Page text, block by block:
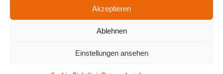
Akzeptieren
Ablehnen
Einstellungen ansehen
ImpressumAGBBarrierefreiheit